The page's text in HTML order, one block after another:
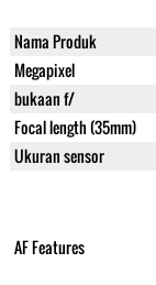
Nama Produk
Megapixel
bukaan f/
Focal length (35mm)
Ukuran sensor
AF Features